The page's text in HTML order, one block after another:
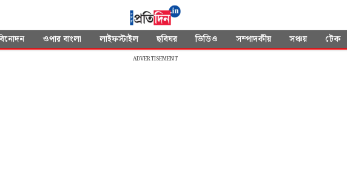
ওপার বাংলা লাইফস্টাইল ছবিঘর ভিডিও সম্পাদকীয় সঞ্চয় টেক
ADVERTISEMENT